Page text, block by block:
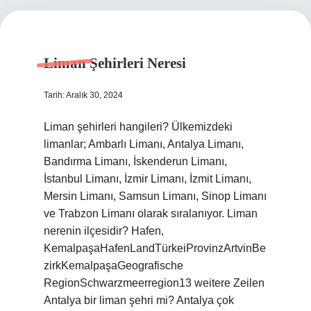
Liman Şehirleri Neresi
Tarih: Aralık 30, 2024
Liman şehirleri hangileri? Ülkemizdeki
limanlar; Ambarlı Limanı, Antalya Limanı,
Bandırma Limanı, İskenderun Limanı,
İstanbul Limanı, İzmir Limanı, İzmit Limanı,
Mersin Limanı, Samsun Limanı, Sinop Limanı
ve Trabzon Limanı olarak sıralanıyor. Liman
nerenin ilçesidir? Hafen,
KemalpaşaHafenLandTürkeiProvinzArtvinBe
zirkKemalpaşaGeografische
RegionSchwarzmeerregion13 weitere Zeilen
Antalya bir liman şehri mi? Antalya çok